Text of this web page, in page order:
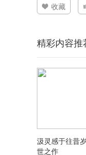
收藏
精彩内容推
汲灵感于往昔
世之作